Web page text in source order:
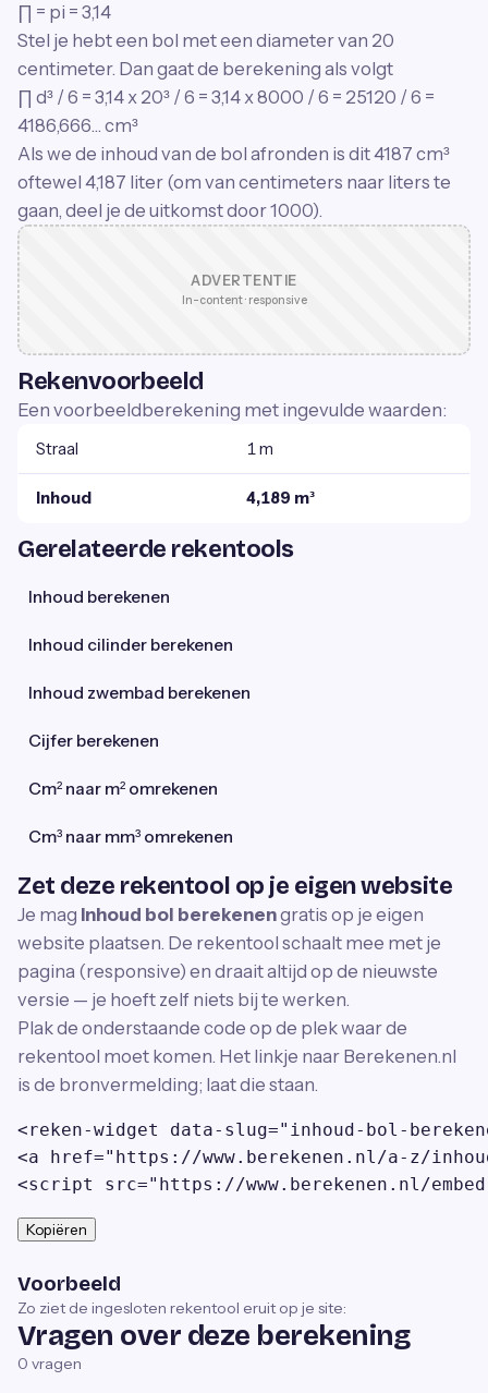
∏ = pi = 3,14
Stel je hebt een bol met een diameter van 20
centimeter. Dan gaat de berekening als volgt
∏ d³ / 6 = 3,14 x 20³ / 6 = 3,14 x 8000 / 6 = 25120 / 6 =
4186,666... cm³
Als we de inhoud van de bol afronden is dit 4187 cm³
oftewel 4,187 liter (om van centimeters naar liters te
gaan, deel je de uitkomst door 1000).
ADVERTENTIE
In-content · responsive
Rekenvoorbeeld
Een voorbeeldberekening met ingevulde waarden:
Straal 1 m
Inhoud 4,189 m³
Gerelateerde rekentools
Inhoud berekenen
Inhoud cilinder berekenen
Inhoud zwembad berekenen
Cijfer berekenen
Cm² naar m² omrekenen
Cm³ naar mm³ omrekenen
Zet deze rekentool op je eigen website
Je mag Inhoud bol berekenengratis op je eigen
website plaatsen. De rekentool schaalt mee met je
pagina (responsive) en draait altijd op de nieuwste
versie — je hoeft zelf niets bij te werken.
Plak de onderstaande code op de plek waar de
rekentool moet komen. Het linkje naar Berekenen.nl
is de bronvermelding; laat die staan.
<reken-widget data-slug="inhoud-bol-
<a href="https://www.berekenen.nl/a-z/
<script src="https://www.berekenen.nl/
Kopiëren
Voorbeeld
Zo ziet de ingesloten rekentool eruit op je site:
Vragen over deze berekening
0 vragen